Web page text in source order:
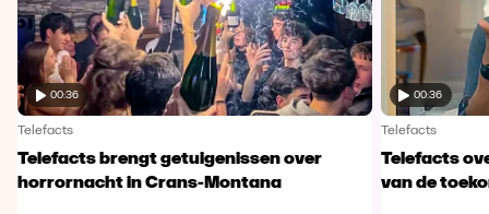
00:36
Telefacts
Telefacts brengt getuigenissen over
horrornacht in Crans-Montana
00:36
Telefacts
Telefacts
van de